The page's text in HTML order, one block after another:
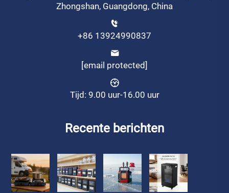
Zhongshan, Guangdong, China
+86 13924990837
[email protected]
Tijd: 9.00 uur-16.00 uur
Recente berichten